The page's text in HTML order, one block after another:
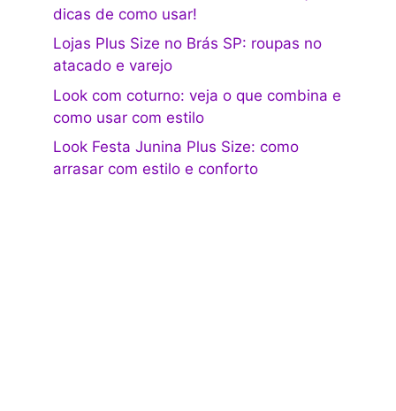
dicas de como usar!
Lojas Plus Size no Brás SP: roupas no
atacado e varejo
Look com coturno: veja o que combina e
como usar com estilo
Look Festa Junina Plus Size: como
arrasar com estilo e conforto